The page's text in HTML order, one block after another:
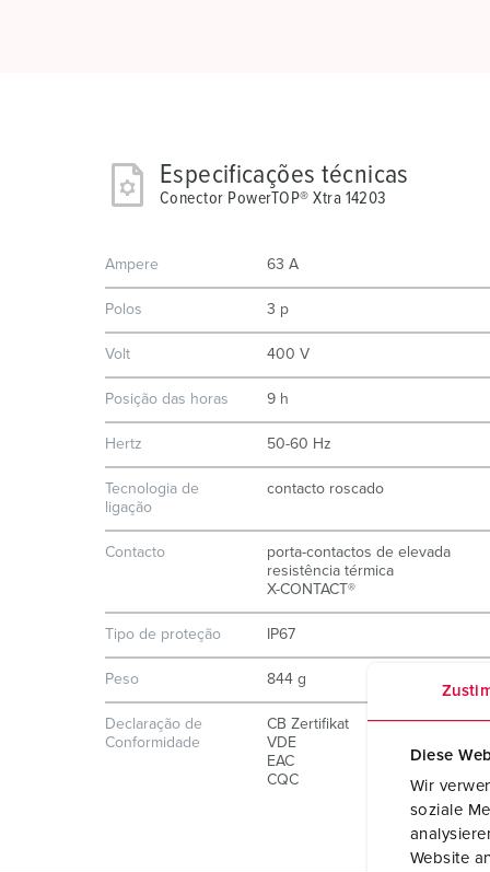
Diese
Wir
soziale
Website
Especificações técnicas
Conector PowerTOP® Xtra 14203
Ampere 63 A
Polos 3 p
Volt 400 V
Posição das horas 9 h
Hertz 50-60 Hz
Tecnologia de
ligação
contacto roscado
Contacto
porta-contactos de elevada
resistência térmica
X-CONTACT®
Tipo de proteção IP67
Peso 844 g
Declaração de
Conformidade
CB Zertifikat
VDE
EAC
CQC